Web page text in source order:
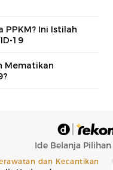
PPKM? Ini Istilah
19
Mematikan